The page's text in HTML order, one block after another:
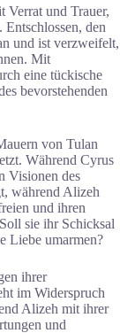
Verrat und Trauer,
den
und ist verzweifelt,
Mit
eine tückische
bevorstehenden
von Tulan
Während Cyrus
Visionen des
während Alizeh
und ihren
sie ihr Schicksal
Liebe umarmen?
ihrer
im Widerspruch
Alizeh mit ihrer
und